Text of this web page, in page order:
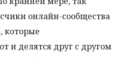
онлайн-сообщества
которые
и делятся друг с другом